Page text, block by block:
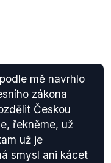
mě navrhlo
zákona
Českou
řekněme, už
už je
smysl ani kácet